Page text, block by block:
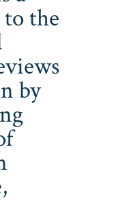
to the
by